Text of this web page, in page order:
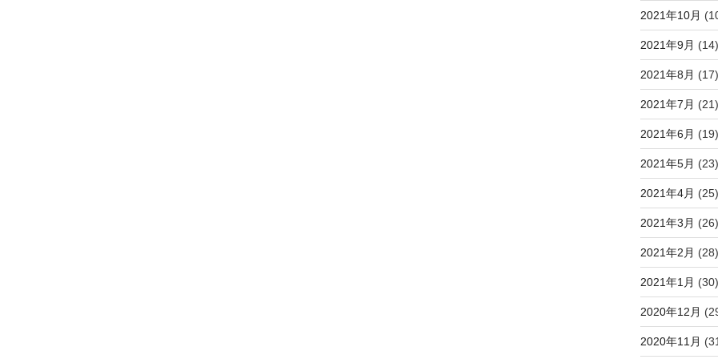
2021年10月
2021年9月 (14)
2021年8月 (17)
2021年7月 (21)
2021年6月 (19)
2021年5月 (23)
2021年4月 (25)
2021年3月 (26)
2021年2月 (28)
2021年1月 (30)
2020年12月
2020年11月